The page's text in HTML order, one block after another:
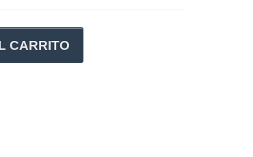
CARRITO